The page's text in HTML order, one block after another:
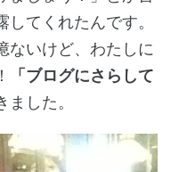
てくれたんです。
ないけど、わたしに
「ブログにさらして
した。